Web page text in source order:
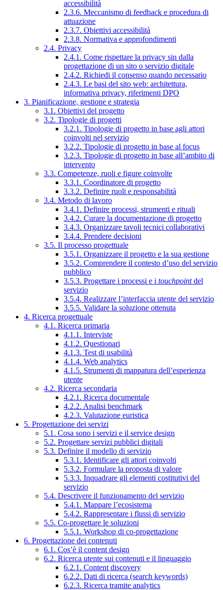
accessibilità
2.3.6. Meccanismo di feedback e procedura di
attuazione
2.3.7. Obiettivi accessibilità
2.3.8. Normativa e approfondimenti
2.4. Privacy
2.4.1. Come rispettare la privacy sin dalla
progettazione di un sito o servizio digitale
2.4.2. Richiedi il consenso quando necessario
2.4.3. Le basi del sito web: architettura,
informativa privacy, riferimenti DPO
3. Pianificazione, gestione e strategia
3.1. Obiettivi del progetto
3.2. Tipologie di progetti
3.2.1. Tipologie di progetto in base agli attori
coinvolti nel servizio
3.2.2. Tipologie di progetto in base al focus
3.2.3. Tipologie di progetto in base all’ambito di
intervento
3.3. Competenze, ruoli e figure coinvolte
3.3.1. Coordinatore di progetto
3.3.2. Definire ruoli e responsabilità
3.4. Metodo di lavoro
3.4.1. Definire processi, strumenti e rituali
3.4.2. Curare la documentazione di progetto
3.4.3. Organizzare tavoli tecnici collaborativi
3.4.4. Prendere decisioni
3.5. Il processo progettuale
3.5.1. Organizzare il progetto e la sua gestione
3.5.2. Comprendere il contesto d’uso del servizio
pubblico
3.5.3. Progettare i processi e i touchpointdel
servizio
3.5.4. Realizzare l’interfaccia utente del servizio
3.5.5. Validare la soluzione ottenuta
4. Ricerca progettuale
4.1. Ricerca primaria
4.1.1. Interviste
4.1.2. Questionari
4.1.3. Test di usabilità
4.1.4. Web analytics
4.1.5. Strumenti di mappatura dell’esperienza
utente
4.2. Ricerca secondaria
4.2.1. Ricerca documentale
4.2.2. Analisi benchmark
4.2.3. Valutazione euristica
5. Progettazione dei servizi
5.1. Cosa sono i servizi e il service design
5.2. Progettare servizi pubblici digitali
5.3. Definire il modello di servizio
5.3.1. Identificare gli attori coinvolti
5.3.2. Formulare la proposta di valore
5.3.3. Inquadrare gli elementi costitutivi del
servizio
5.4. Descrivere il funzionamento del servizio
5.4.1. Mappare l’ecosistema
5.4.2. Rappresentare i flussi di servizio
5.5. Co-progettare le soluzioni
5.5.1. Workshop di co-progettazione
6. Progettazione dei contenuti
6.1. Cos’è il content design
6.2. Ricerca utente sui contenuti e il linguaggio
6.2.1. Content discovery
6.2.2. Dati di ricerca (search keywords)
6.2.3. Ricerca tramite analytics